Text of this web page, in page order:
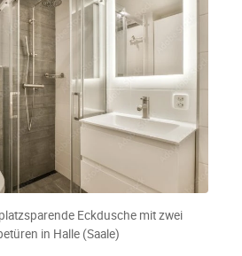
Eckdusche mit zwei
in Halle (Saale)